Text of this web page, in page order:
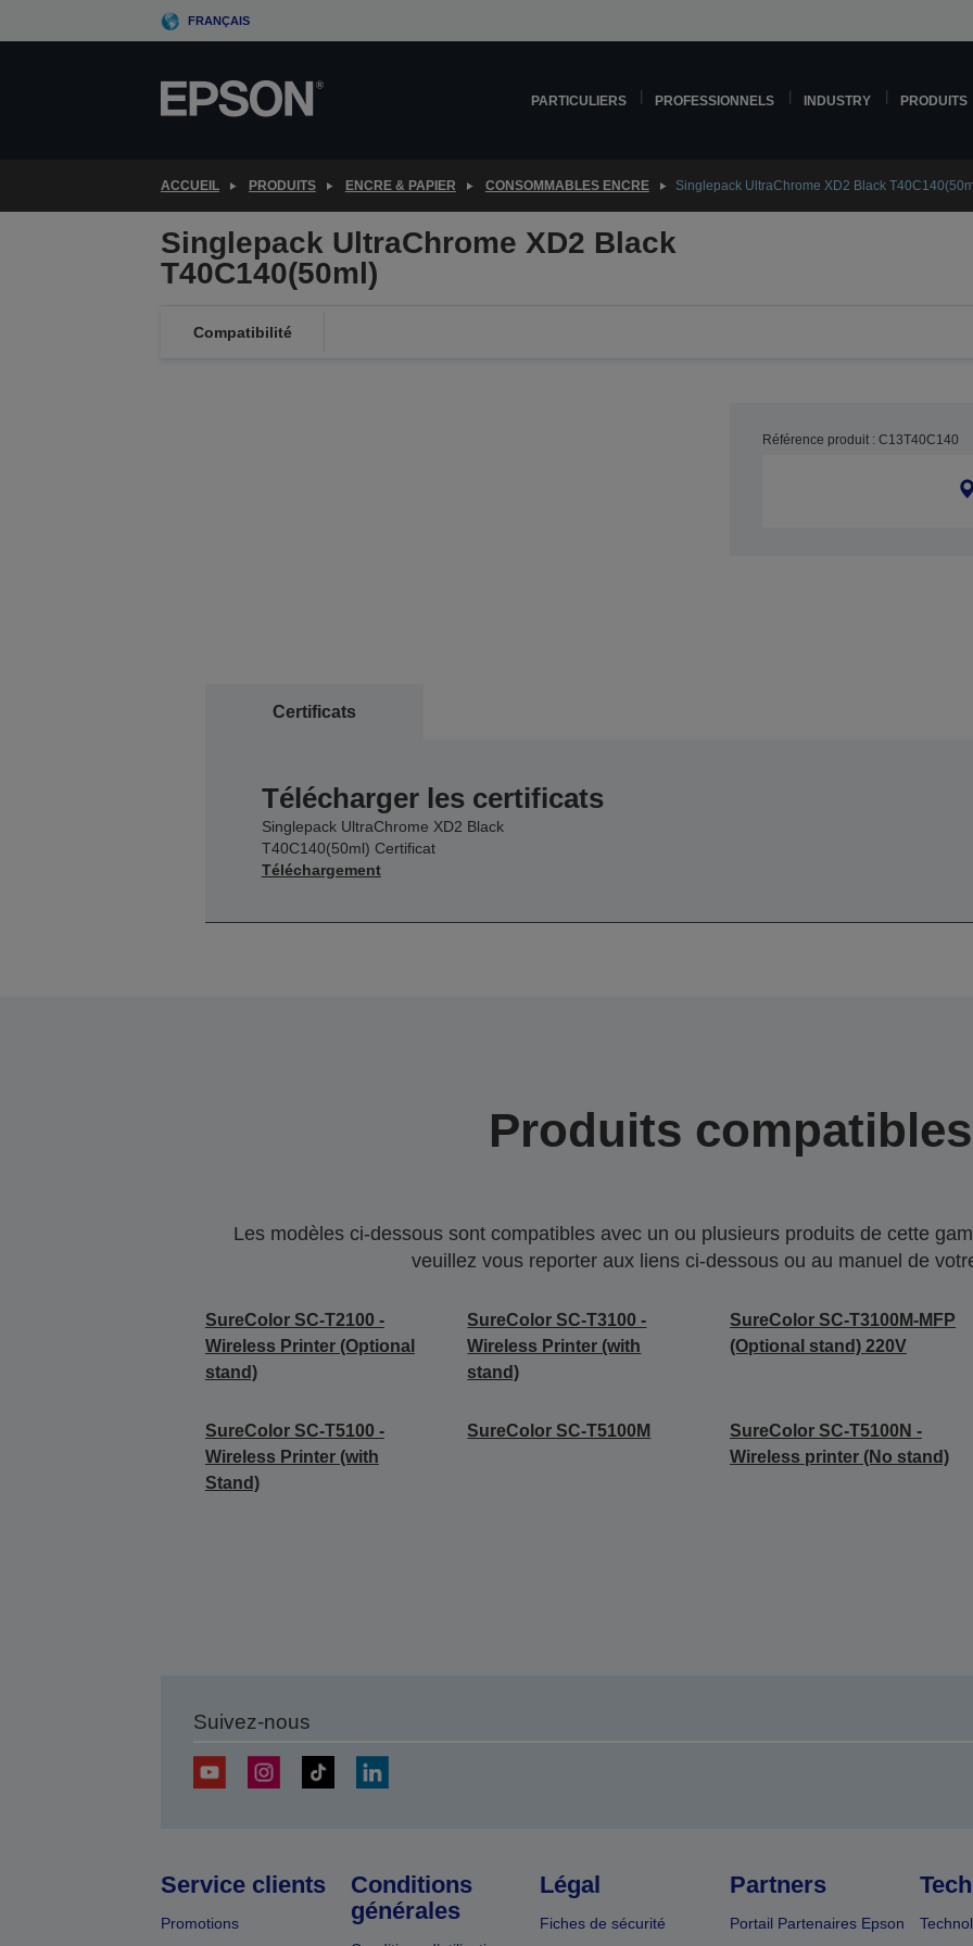
to
FRANÇAIS
PARTICULIERS PROFESSIONNELS INDUSTRY PRODUITS
ACCUEIL PRODUITS ENCRE & PAPIER CONSOMMABLES ENCRE Singlepack UltraChrome XD2 Black
Singlepack UltraChrome XD2 Black
T40C140(50ml)
Compatibilité
Référence produit : C13T40C140
Certificats
Télécharger les certificats
Singlepack UltraChrome XD2 Black
T40C140(50ml) Certificat
Téléchargement
Produits compatibles
Les modèles ci-dessous sont compatibles avec un ou plusieurs produits de cette
veuillez vous reporter aux liens ci-dessous ou au manuel de
SureColor SC-T2100 -
Wireless Printer (Optional
stand)
SureColor SC-T3100 -
Wireless Printer (with
stand)
SureColor SC-T3100M-MFP
(Optional stand) 220V
SureColor SC-T5100 -
Wireless Printer (with
Stand)
SureColor SC-T5100M
SureColor SC-T5100N -
Wireless printer (No stand)
Suivez-nous
Service clients
Promotions
Conditions
générales
Légal
Fiches de sécurité
Partners
Portail Partenaires Epson